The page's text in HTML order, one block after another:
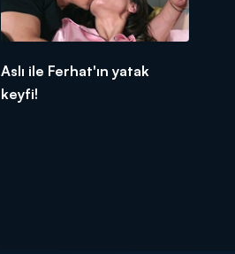
Aslı ile Ferhat'ın yatak
keyfi!